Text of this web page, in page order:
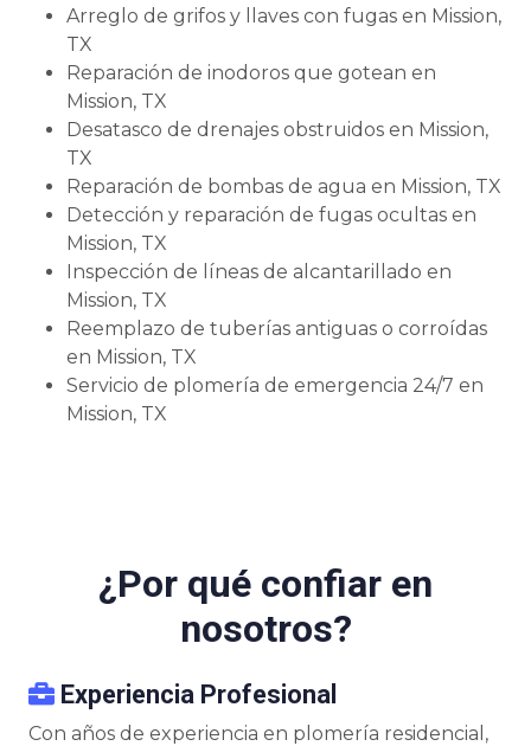
Arreglo de grifos y llaves con fugas en Mission,
TX
Reparación de inodoros que gotean en
Mission, TX
Desatasco de drenajes obstruidos en Mission,
TX
Reparación de bombas de agua en Mission, TX
Detección y reparación de fugas ocultas en
Mission, TX
Inspección de líneas de alcantarillado en
Mission, TX
Reemplazo de tuberías antiguas o corroídas
en Mission, TX
Servicio de plomería de emergencia 24/7 en
Mission, TX
¿Por qué confiar en
nosotros?
Experiencia Profesional
Con años de experiencia en plomería residencial,